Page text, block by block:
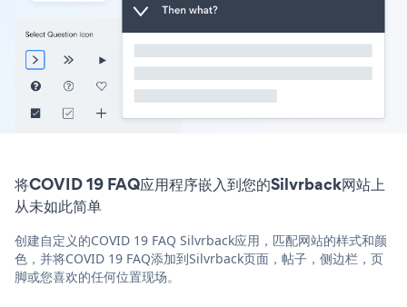
将COVID 19 FAQ应用程序嵌入到您的Silvrback网站上
从未如此简单
创建自定义的COVID 19 FAQ Silvrback应用，匹配网站的样式和颜
色，并将COVID 19 FAQ添加到Silvrback页面，帖子，侧边栏，页
脚或您喜欢的任何位置现场。